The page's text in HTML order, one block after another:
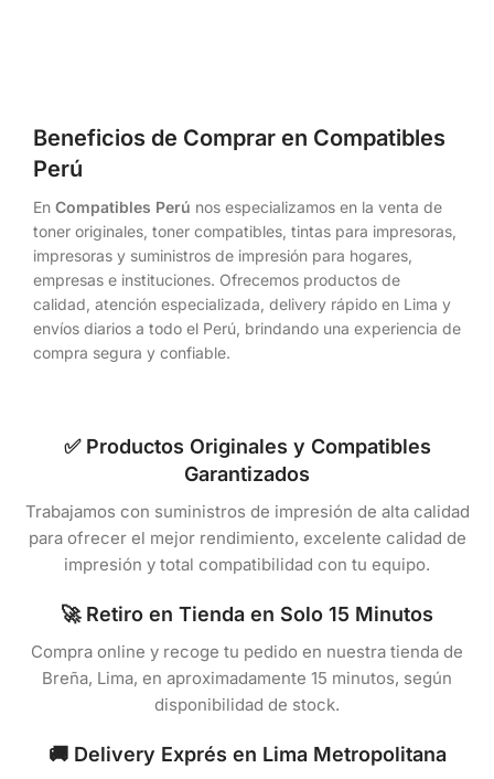
Beneficios de Comprar en Compatibles
Perú
En Compatibles Perú nos especializamos en la venta de
toner originales, toner compatibles, tintas para impresoras,
impresoras y suministros de impresión para hogares,
empresas e instituciones. Ofrecemos productos de
calidad, atención especializada, delivery rápido en Lima y
envíos diarios a todo el Perú, brindando una experiencia de
compra segura y confiable.
✅ Productos Originales y Compatibles
Garantizados
Trabajamos con suministros de impresión de alta calidad
para ofrecer el mejor rendimiento, excelente calidad de
impresión y total compatibilidad con tu equipo.
🚀 Retiro en Tienda en Solo 15 Minutos
Compra online y recoge tu pedido en nuestra tienda de
Breña, Lima, en aproximadamente 15 minutos, según
disponibilidad de stock.
🚚 Delivery Exprés en Lima Metropolitana